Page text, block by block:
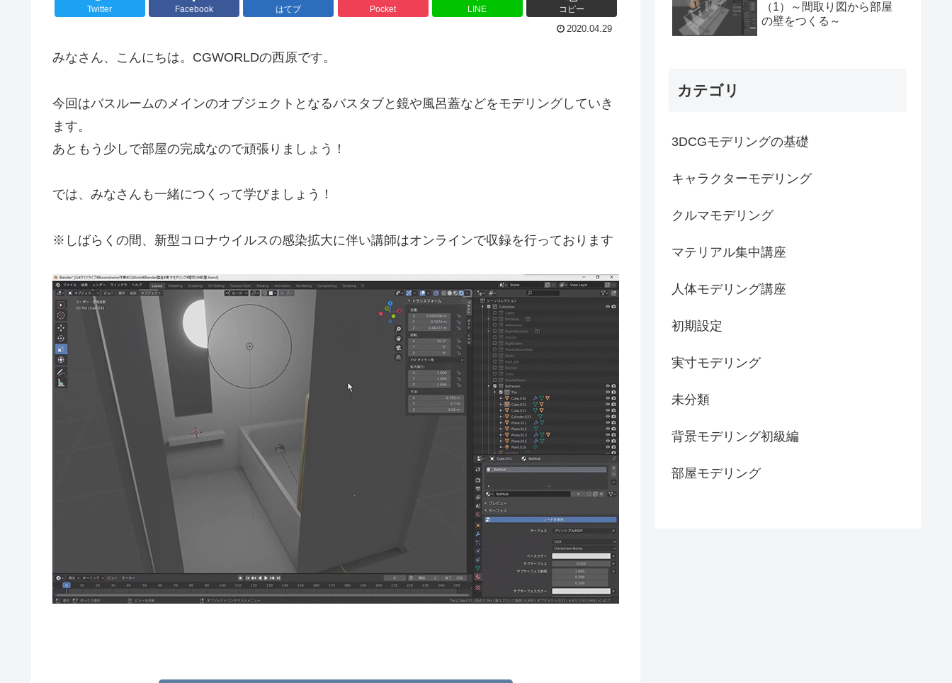
Twitter Facebook はてブ Pocket LINE コピー
2020.04.29
みなさん、こんにちは。CGWORLDの西原です。
今回はバスルームのメインのオブジェクトとなるバスタブと鏡や風呂蓋などをモデリングしていき
ます。
あともう少しで部屋の完成なので頑張りましょう！
では、みなさんも一緒につくって学びましょう！
※しばらくの間、新型コロナウイルスの感染拡大に伴い講師はオンラインで収録を行っております
（1）～間取り図から部屋
の壁をつくる～
カテゴリ
3DCGモデリングの基礎
キャラクターモデリング
クルマモデリング
マテリアル集中講座
人体モデリング講座
初期設定
実寸モデリング
未分類
背景モデリング初級編
部屋モデリング